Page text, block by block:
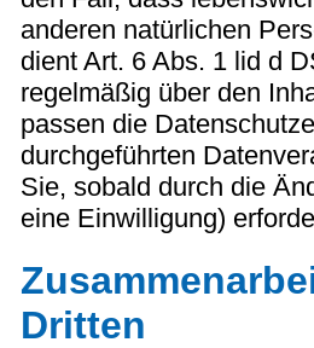
anderen natürlichen
dient Art. 6 Abs. 1 lid d
regelmäßig über den
passen die
durchgeführten
Sie, sobald durch die
eine Einwilligung)
Dritten